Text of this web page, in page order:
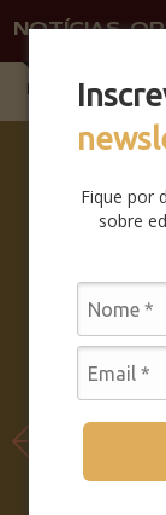
Fique por
sobre
NOTÍCIAS
DA
PRA
SAIBA
COMO
FOI O
LEIA MAIS